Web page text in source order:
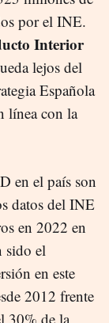
por el INE.
Interior
lejos del
Española
línea con la
en el país son
datos del INE
en 2022 en
sido el
en este
2012 frente
30% de la